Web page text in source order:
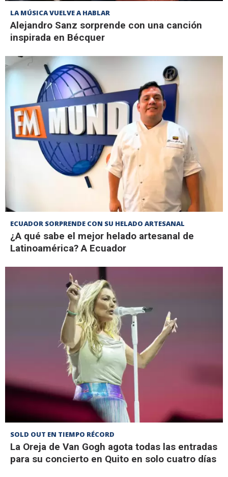
LA MÚSICA VUELVE A HABLAR
Alejandro Sanz sorprende con una canción
inspirada en Bécquer
ECUADOR SORPRENDE CON SU HELADO ARTESANAL
¿A qué sabe el mejor helado artesanal de
Latinoamérica? A Ecuador
SOLD OUT EN TIEMPO RÉCORD
La Oreja de Van Gogh agota todas las entradas
para su concierto en Quito en solo cuatro días